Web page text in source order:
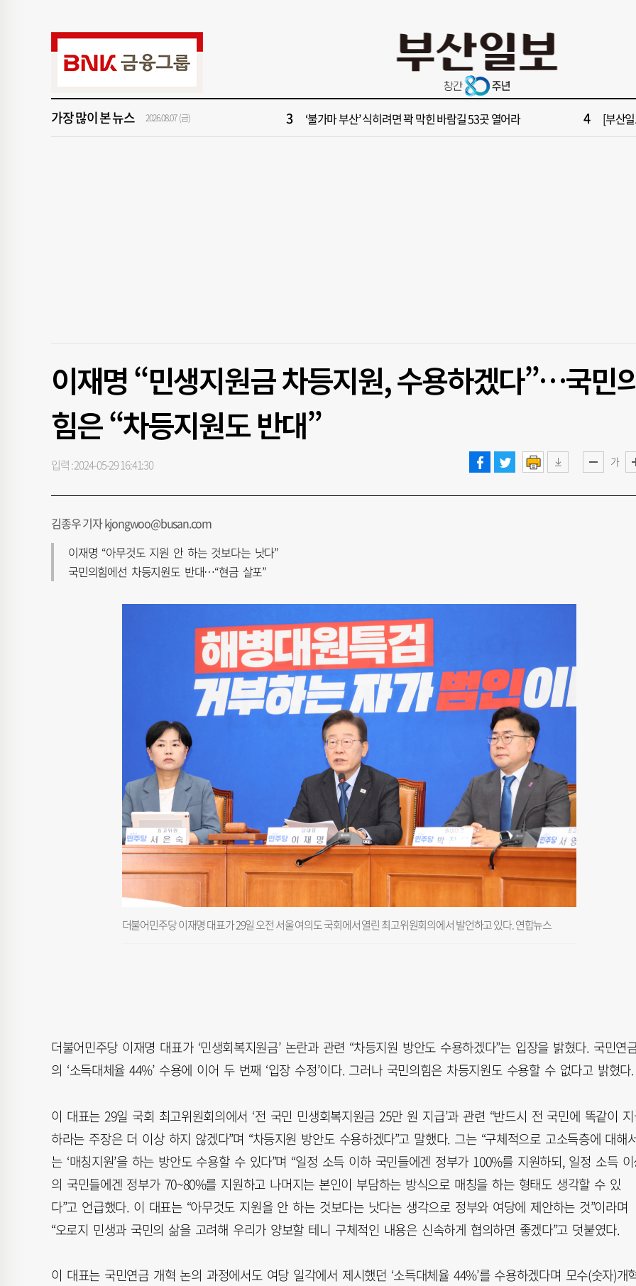
가장 많이 본 뉴스 2026.08.07 (금)
2028년 첫삽 뜬다더니… ‘범천기지창’ 다시 원점 '구포
‘불가마 부산’ 식히려면 꽉 막힌 바람길 53곳 열어라 [부산
5 해수부, 신청사 부지 선정에 직원들 의견 반영 6 “해수부
이재명 “민생지원금 차등지원, 수용하겠다”…국민
힘은 “차등지원도 반대”
가
입력 : 2024-05-29 16:41:30
김종우 기자 kjongwoo@busan.com
이재명 “아무것도 지원 안 하는 것보다는 낫다”
국민의힘에선 차등지원도 반대…“현금 살포”
더불어민주당 이재명 대표가 29일 오전 서울 여의도 국회에서 열린 최고위원회의에서 발언하고 있다. 연합뉴스
더불어민주당 이재명 대표가 ‘민생회복지원금’ 논란과 관련 “차등지원 방안도 수용하겠다”는 입장을 밝혔다. 국민연
의 ‘소득대체율 44%’ 수용에 이어 두 번째 ‘입장 수정’이다. 그러나 국민의힘은 차등지원도 수용할 수 없다고 밝혔다.
이 대표는 29일 국회 최고위원회의에서 ‘전 국민 민생회복지원금 25만 원 지급’과 관련 “반드시 전 국민에 똑같이
하라는 주장은 더 이상 하지 않겠다”며 “차등지원 방안도 수용하겠다”고 말했다. 그는 “구체적으로 고소득층에 대해
는 ‘매칭지원’을 하는 방안도 수용할 수 있다”며 “일정 소득 이하 국민들에겐 정부가 100%를 지원하되, 일정 소득
의 국민들에겐 정부가 70~80%를 지원하고 나머지는 본인이 부담하는 방식으로 매칭을 하는 형태도 생각할 수 있
다”고 언급했다. 이 대표는 “아무것도 지원을 안 하는 것보다는 낫다는 생각으로 정부와 여당에 제안하는 것”이라며
“오로지 민생과 국민의 삶을 고려해 우리가 양보할 테니 구체적인 내용은 신속하게 협의하면 좋겠다”고 덧붙였다.
이 대표는 국민연금 개혁 논의 과정에서도 여당 일각에서 제시했던 ‘소득대체율 44%’를 수용하겠다며 모수(숫자)개